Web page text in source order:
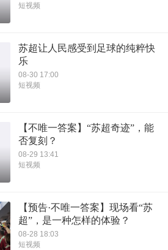
短视频
苏超让人民感受到足球的纯粹快
乐
08-30 17:00
短视频
【不唯一答案】“苏超奇迹”，能
否复刻？
08-29 13:41
短视频
【预告·不唯一答案】现场看“苏
超”，是一种怎样的体验？
08-28 18:03
短视频